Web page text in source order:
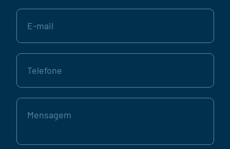
E-
mail
Telefone
Mensagem